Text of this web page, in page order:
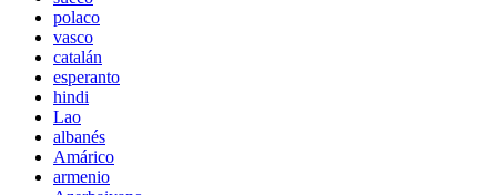
polaco
vasco
catalán
esperanto
hindi
Lao
albanés
Amárico
armenio